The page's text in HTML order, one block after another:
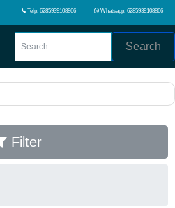
Telp: 6285939108866 Whatsapp: 6285939108866
Search
Filter